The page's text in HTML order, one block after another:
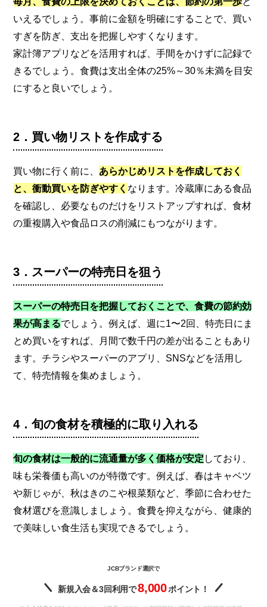
いえるでしょう。事前に金額を明確にすることで、買い
すぎを防ぎ、支出を把握しやすくなります。
家計簿アプリなどを活用すれば、手間をかけずに記録で
きるでしょう。食費は支出全体の25%～30％未満を目安
にすると良いでしょう。
2．買い物リストを作成する
買い物に行く前に、 あらかじめリストを作成しておく
と、衝動買いを防ぎやすく なります。冷蔵庫にある食品
を確認し、必要なものだけをリストアップすれば、食材
の重複購入や食品ロスの削減にもつながります。
3．スーパーの特売日を狙う
スーパーの特売日を把握しておくことで、食費の節約効
果が高まるでしょう。例えば、週に1〜2回、特売日にま
とめ買いをすれば、月間で数千円の差が出ることもあり
ます。チラシやスーパーのアプリ、SNSなどを活用し
て、特売情報を集めましょう。
4．旬の食材を積極的に取り入れる
旬の食材は一般的に流通量が多く価格が安定 しており、
味も栄養価も高いのが特徴です。例えば、春はキャベツ
や新じゃが、秋はきのこや根菜類など、季節に合わせた
食材選びを意識しましょう。食費を抑えながら、健康的
で美味しい食生活も実現できるでしょう。
JCBブランド選択で
新規入会＆3回利用で8,000ポイント！